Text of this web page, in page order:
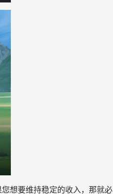
想要维持稳定的收入，那就必